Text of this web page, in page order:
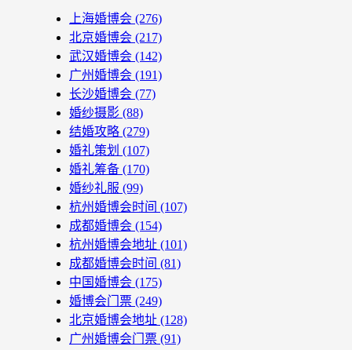
上海婚博会 (276)
北京婚博会 (217)
武汉婚博会 (142)
广州婚博会 (191)
长沙婚博会 (77)
婚纱摄影 (88)
结婚攻略 (279)
婚礼策划 (107)
婚礼筹备 (170)
婚纱礼服 (99)
杭州婚博会时间 (107)
成都婚博会 (154)
杭州婚博会地址 (101)
成都婚博会时间 (81)
中国婚博会 (175)
婚博会门票 (249)
北京婚博会地址 (128)
广州婚博会门票 (91)